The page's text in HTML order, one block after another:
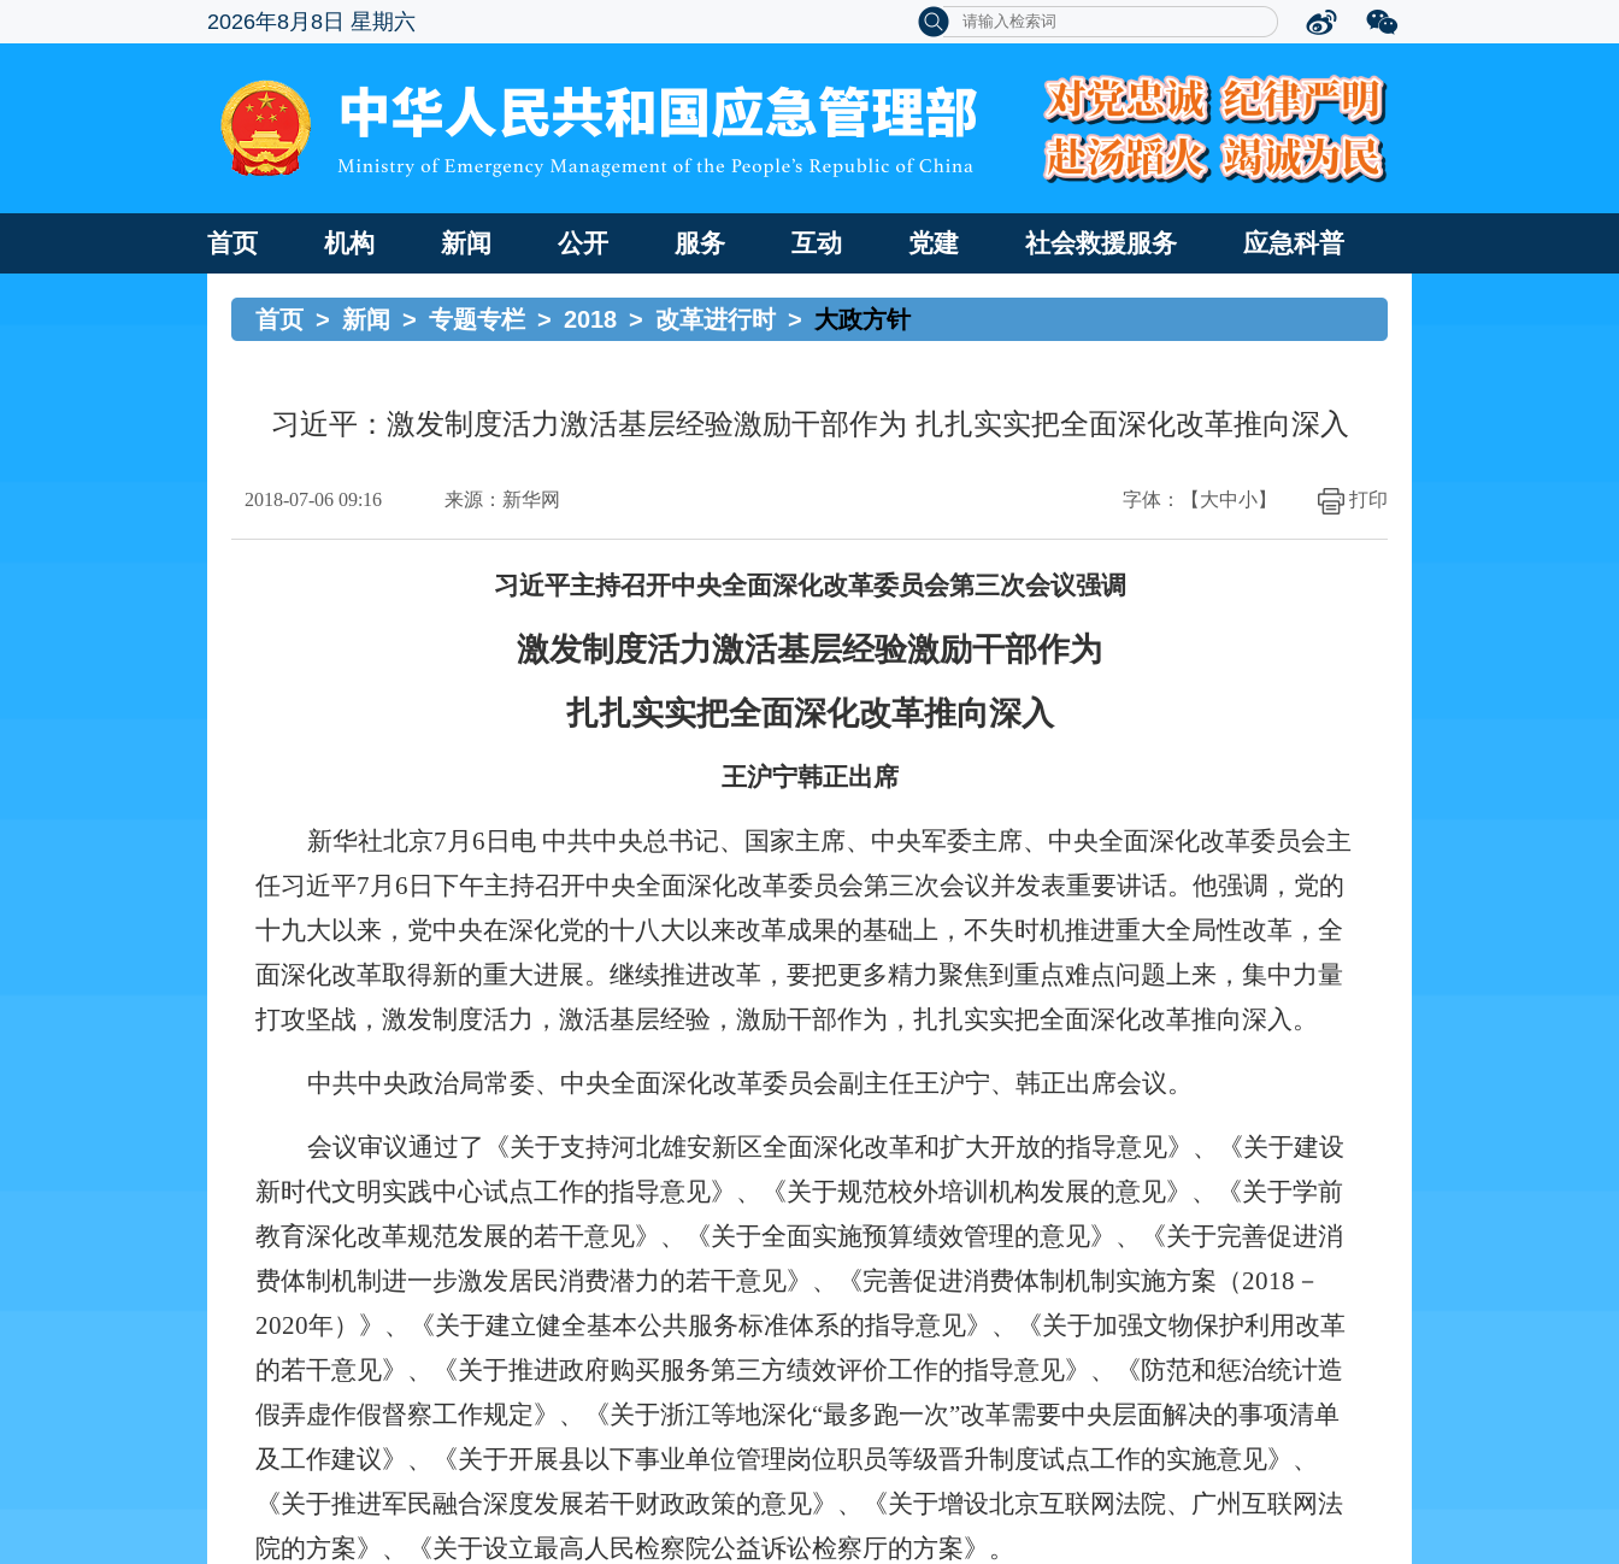
2026年8月8日 星期六
首页 机构 新闻 公开 服务 互动 党建 社会救援服务 应急科普
首页 > 新闻 > 专题专栏 > 2018 > 改革进行时 > 大政方针
习近平：激发制度活力激活基层经验激励干部作为 扎扎实实把全面深化改革推向深入
2018-07-06 09:16 来源：新华网 打印
字体：【 大中小】
习近平主持召开中央全面深化改革委员会第三次会议强调
激发制度活力激活基层经验激励干部作为
扎扎实实把全面深化改革推向深入
王沪宁韩正出席
新华社北京7月 6 日电 中共中央总书记、国家主席、中央军委主席、中央全面深化改革委员会主
任习近平7月 6 日下午主持召开中央全面深化改革委员会第三次会议并发表重要讲话。他强调，党的
十九大以来，党中央在深化党的十八大以来改革成果的基础上，不失时机推进重大全局性改革，全
面深化改革取得新的重大进展。继续推进改革，要把更多精力聚焦到重点难点问题上来，集中力量
打攻坚战，激发制度活力，激活基层经验，激励干部作为，扎扎实实把全面深化改革推向深入。
中共中央政治局常委、中央全面深化改革委员会副主任王沪宁、韩正出席会议。
会议审议通过了《关于支持河北雄安新区全面深化改革和扩大开放的指导意见》、《关于建设
新时代文明实践中心试点工作的指导意见》、《关于规范校外培训机构发展的意见》、《关于学前
教育深化改革规范发展的若干意见》、《关于全面实施预算绩效管理的意见》、《关于完善促进消
费体制机制进一步激发居民消费潜力的若干意见》、《完善促进消费体制机制实施方案（2018 －
2020年）》、《关于建立健全基本公共服务标准体系的指导意见》、《关于加强文物保护利用改革
的若干意见》、《关于推进政府购买服务第三方绩效评价工作的指导意见》、《防范和惩治统计造
假弄虚作假督察工作规定》、《关于浙江等地深化“最多跑一次”改革需要中央层面解决的事项清单
及工作建议》、《关于开展县以下事业单位管理岗位职员等级晋升制度试点工作的实施意见》、
《关于推进军民融合深度发展若干财政政策的意见》、《关于增设北京互联网法院、广州互联网法
院的方案》、《关于设立最高人民检察院公益诉讼检察厅的方案》。